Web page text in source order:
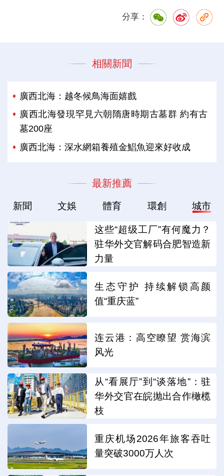
分享：
相關新聞
廣西北海：越冬候鳥海面嬉戲
廣西北海發現罕見六朝隋唐時期古墓群 約有古
墓200座
廣西北海：深水網箱養殖金鯧魚迎來好收成
最新推薦
新聞 文娛 體育 環創 城市
这些“超级工厂”有何魔力？
驻华外交官解码合肥智造新
力量
生态守护 持续解锁高颜
值“重庆蓝”
连云港：高空瞭望 赏海滨
风光
从“看展厅”到“谈落地”：驻
华外交官在皖抛出合作橄榄
枝
重庆机场2026年旅客吞吐
量突破3000万人次